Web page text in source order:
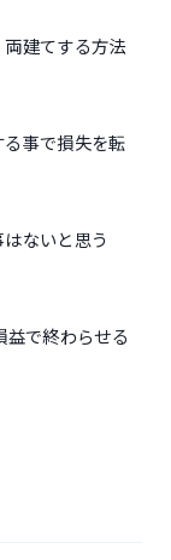
建てする方法
事で損失を転
ないと思う
で終わらせる